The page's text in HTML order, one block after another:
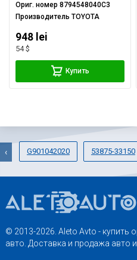
Ориг. номер8794548040C3
ПроизводительTOYOTA
948 lei
54 $
Купить
G901042020 53875-33150
‹
© 2013-2026. Aleto Avto - купить
авто. Доставка и продажа авто